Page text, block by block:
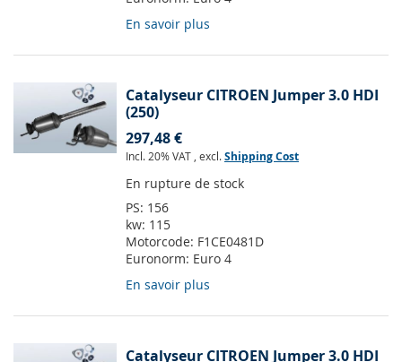
En savoir plus
Catalyseur CITROEN Jumper 3.0 HDI
(250)
297,48 €
Incl. 20% VAT , excl.Shipping Cost
En rupture de stock
PS: 156
kw: 115
Motorcode: F1CE0481D
Euronorm: Euro 4
En savoir plus
Catalyseur CITROEN Jumper 3.0 HDI